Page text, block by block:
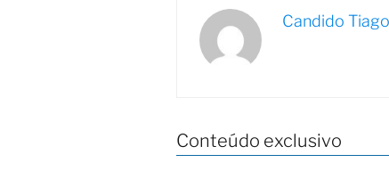
Candido Tiago
Conteúdo exclusivo